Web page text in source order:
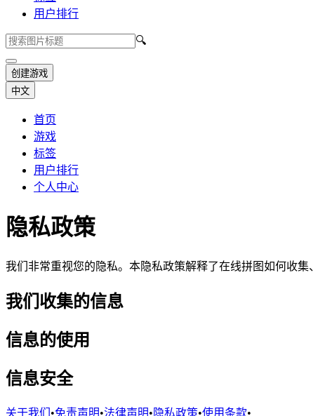
用户排行
🔍
创建游戏
中文
首页
游戏
标签
用户排行
个人中心
隐私政策
我们非常重视您的隐私。本隐私政策解释了在线拼图如何收集
我们收集的信息
信息的使用
信息安全
关于我们 •免责声明•法律声明• 隐私政策•使用条款•